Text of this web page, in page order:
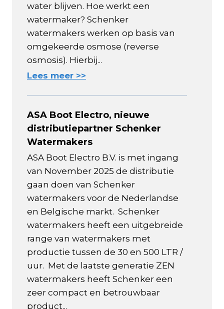
water blijven. Hoe werkt een
watermaker? Schenker
watermakers werken op basis van
omgekeerde osmose (reverse
osmosis). Hierbij...
Lees meer >>
ASA Boot Electro, nieuwe
distributiepartner Schenker
Watermakers
ASA Boot Electro B.V. is met ingang
van November 2025 de distributie
gaan doen van Schenker
watermakers voor de Nederlandse
en Belgische markt. Schenker
watermakers heeft een uitgebreide
range van watermakers met
productie tussen de 30 en 500 LTR /
uur. Met de laatste generatie ZEN
watermakers heeft Schenker een
zeer compact en betrouwbaar
product...